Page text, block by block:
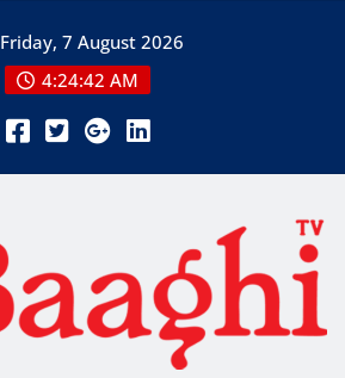
Friday, 7 August 2026
4:24:42 AM